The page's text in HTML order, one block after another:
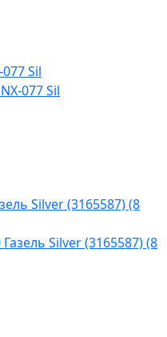
077 Sil
Silver (3165587) (8